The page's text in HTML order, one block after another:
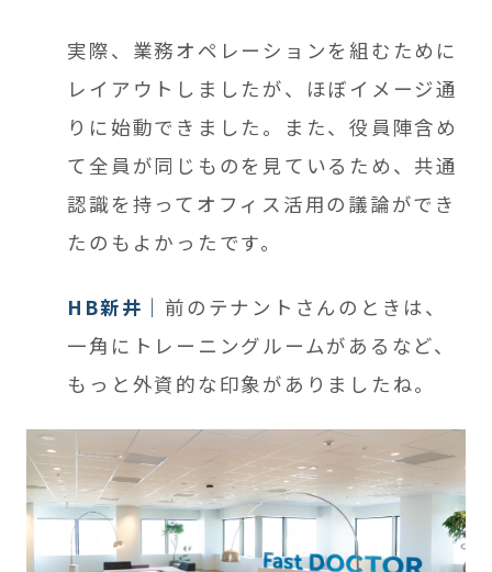
実際、業務オペレーションを組むために
レイアウトしましたが、ほぼイメージ通
りに始動できました。また、役員陣含め
て全員が同じものを見ているため、共通
認識を持ってオフィス活用の議論ができ
たのもよかったです。
HB新井
前のテナントさんのときは、
一角にトレーニングルームがあるなど、
もっと外資的な印象がありましたね。